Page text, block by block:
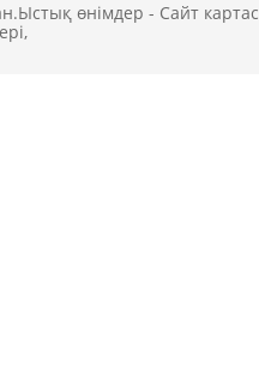
Ыстық өнімдер - Сайт
,